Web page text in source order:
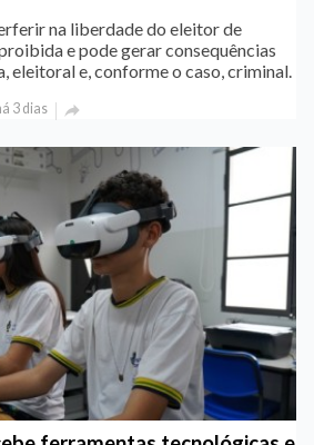
na liberdade do eleitor de
e pode gerar consequências
eleitoral e, conforme o caso, criminal.
3 dias 